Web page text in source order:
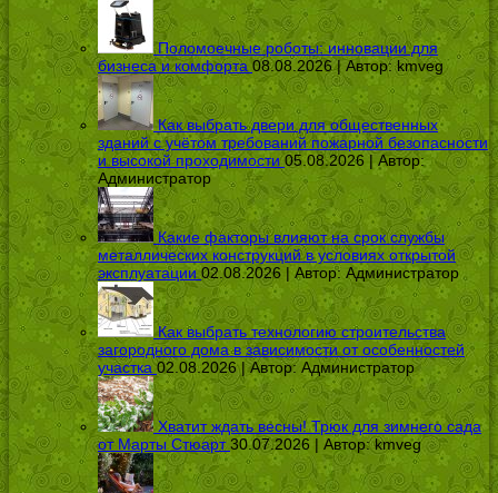
Поломоечные роботы: инновации для
бизнеса и комфорта 08.08.2026 | Автор:kmveg
Как выбрать двери для общественных
зданий с учётом требований пожарной безопасности
и высокой проходимости 05.08.2026 | Автор:
Администратор
Какие факторы влияют на срок службы
металлических конструкций в условиях открытой
эксплуатации 02.08.2026 | Автор: Администратор
Как выбрать технологию строительства
загородного дома в зависимости от особенностей
участка 02.08.2026 | Автор: Администратор
Хватит ждать весны! Трюк для зимнего сада
от Марты Стюарт 30.07.2026 | Автор:kmveg